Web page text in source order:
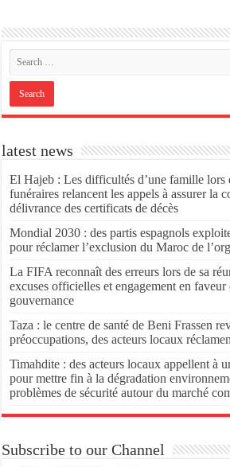
latest news
El Hajeb : Les difficultés d’une famille lors
funéraires relancent les appels à assurer la
délivrance des certificats de décès
Mondial 2030 : des partis espagnols
pour réclamer l’exclusion du Maroc de
La FIFA reconnaît des erreurs lors de sa
excuses officielles et engagement en faveur
gouvernance
Taza : le centre de santé de Beni Frassen
préoccupations, des acteurs locaux
Timahdite : des acteurs locaux appellent à
pour mettre fin à la dégradation
problèmes de sécurité autour du marché
Subscribe to our Channel